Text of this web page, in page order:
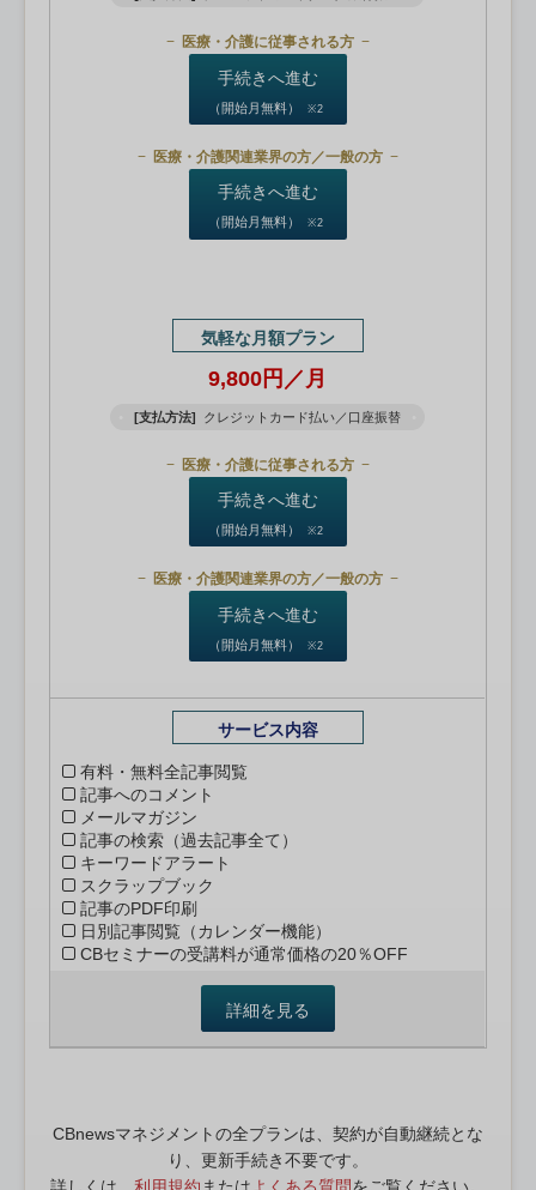
医療・介護に従事される方
手続きへ進む
（開始月無料） ※2
医療・介護関連業界の方／一般の方
手続きへ進む
（開始月無料） ※2
気軽な月額プラン
9,800円／月
[支払方法] クレジットカード払い／口座振替
医療・介護に従事される方
手続きへ進む
（開始月無料） ※2
医療・介護関連業界の方／一般の方
手続きへ進む
（開始月無料） ※2
サービス内容
有料・無料全記事閲覧
記事へのコメント
メールマガジン
記事の検索（過去記事全て）
キーワードアラート
スクラップブック
記事のPDF印刷
日別記事閲覧（カレンダー機能）
CBセミナーの受講料が通常価格の20％OFF
詳細を見る
CBnewsマネジメントの全プランは、契約が自動継続とな
り、更新手続き不要です。